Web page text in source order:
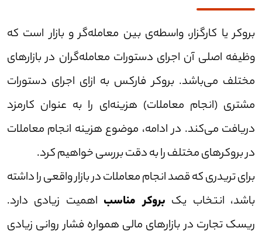
بروکر یا کارگزار، واسطه‌ی بین معامله‌گر و بازار است که
وظیفه اصلی آن اجرای دستورات معامله‌گران در بازار‌های
مختلف می‌باشد. بروکر فارکس به ازای اجرای دستورات
مشتری (انجام معاملات) هزینه‌ای را به عنوان کارمزد
دریافت می‌کند. در ادامه، موضوع هزینه انجام معاملات
در بروکر‌های مختلف را به دقت بررسی خواهیم کرد.
برای تریدری که قصد انجام معاملات در بازار واقعی را داشته
باشد، انتخاب یک بروکر مناسب اهمیت زیادی دارد.
ریسک تجارت در بازار‌های مالی همواره فشار روانی زیادی